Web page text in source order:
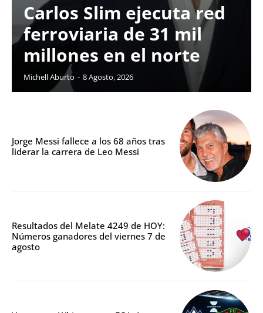
Carlos Slim ejecuta red
ferroviaria de 31 mil
millones en el norte
Michell Aburto - 8 Agosto, 2026
Jorge Messi fallece a los 68 años tras
liderar la carrera de Leo Messi
Resultados del Melate 4249 de HOY:
Números ganadores del viernes 7 de
agosto